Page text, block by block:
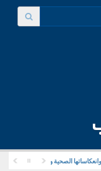
الصحية والنفسية والاجتماعية